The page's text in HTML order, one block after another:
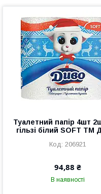
Туалетний папір 4шт
гільзі білий SOFT
206921
94,88 ₴
В наявності